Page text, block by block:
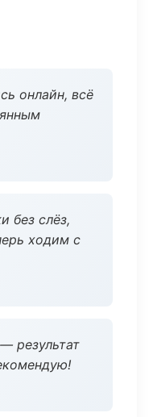
онлайн, всё
без слёз,
ходим с
результат